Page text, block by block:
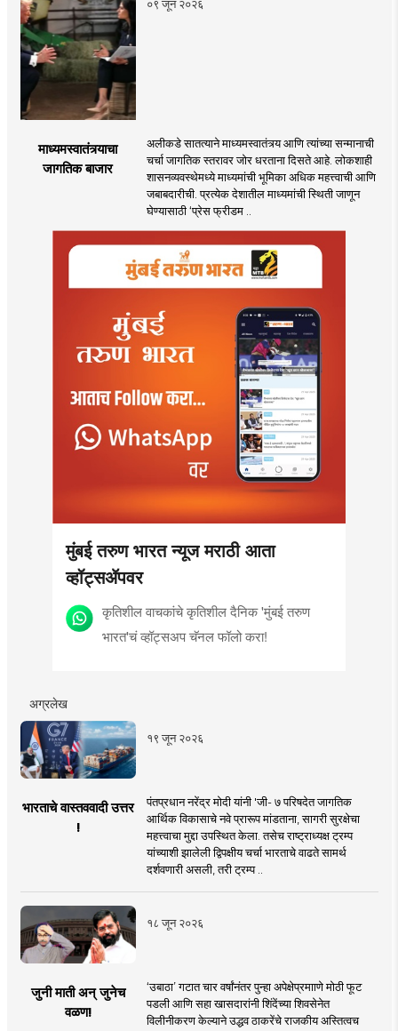
०९ जून २०२६
माध्यमस्वातंत्र्याचा
जागतिक बाजार
अलीकडे सातत्याने माध्यमस्वातंत्र्य आणि त्यांच्या सन्मानाची
चर्चा जागतिक स्तरावर जोर धरताना दिसते आहे. लोकशाही
शासनव्यवस्थेमध्ये माध्यमांची भूमिका अधिक महत्त्वाची आणि
जबाबदारीची. प्रत्येक देशातील माध्यमांची स्थिती जाणून
घेण्यासाठी ‌‘प्रेस फ्रीडम ..
मुंबई तरुण भारत न्यूज मराठी आता
व्हॉट्सॲपवर
कृतिशील वाचकांचे कृतिशील दैनिक 'मुंबई तरुण
भारत'चं व्हॉट्सअप चॅनल फॉलो करा!
अग्रलेख
१९ जून २०२६
भारताचे वास्तववादी उत्तर
!
पंतप्रधान नरेंद्र मोदी यांनी 'जी- ७ परिषदेत जागतिक
आर्थिक विकासाचे नवे प्रारूप मांडताना, सागरी सुरक्षेचा
महत्त्वाचा मुद्दा उपस्थित केला. तसेच राष्ट्राध्यक्ष ट्रम्प
यांच्याशी झालेली द्विपक्षीय चर्चा भारताचे वाढते सामर्थ
दर्शवणारी असली, तरी ट्रम्प ..
१८ जून २०२६
जुनी माती अन् जुनेच
वळण!
‘उबाठा’ गटात चार वर्षांनंतर पुन्हा अपेक्षेप्रमााणे मोठी फूट
पडली आणि सहा खासदारांनी शिंदेंच्या शिवसेनेत
विलीनीकरण केल्याने उद्धव ठाकरेंचे राजकीय अस्तित्वच